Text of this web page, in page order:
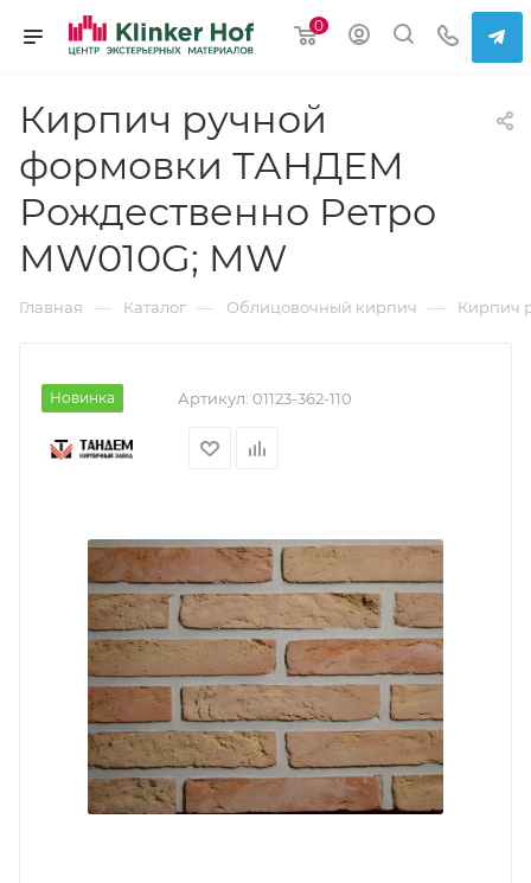
0
Кирпич ручной
формовки ТАНДЕМ
Рождественно Ретро
MW010G; MW
Главная — Каталог — Облицовочный кирпич — Кирпич
Новинка Артикул: 01123-362-110